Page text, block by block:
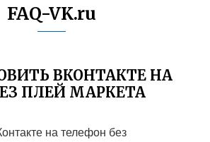
FAQ-VK.ru
ВКОНТАКТЕ НА
ПЛЕЙ МАРКЕТА
на телефон без